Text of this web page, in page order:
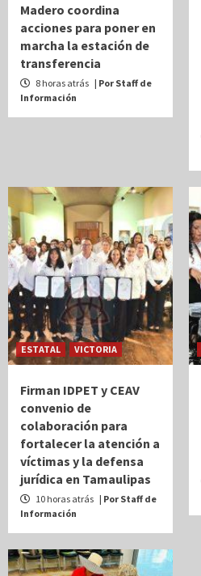
Madero coordina
acciones para poner en
marcha la estación de
transferencia
8 horas atrás | Por Staff de
Información
ESTATAL VICTORIA
Firman IDPET y CEAV
convenio de
colaboración para
fortalecer la atención a
víctimas y la defensa
jurídica en Tamaulipas
10 horas atrás | Por Staff de
Información